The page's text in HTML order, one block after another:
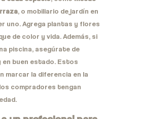
, o mobiliario de jardín en
uno. Agrega plantas y flores
de color y vida. Además, si
piscina, asegúrate de
en buen estado. Estos
marcar la diferencia en la
compradores tengan